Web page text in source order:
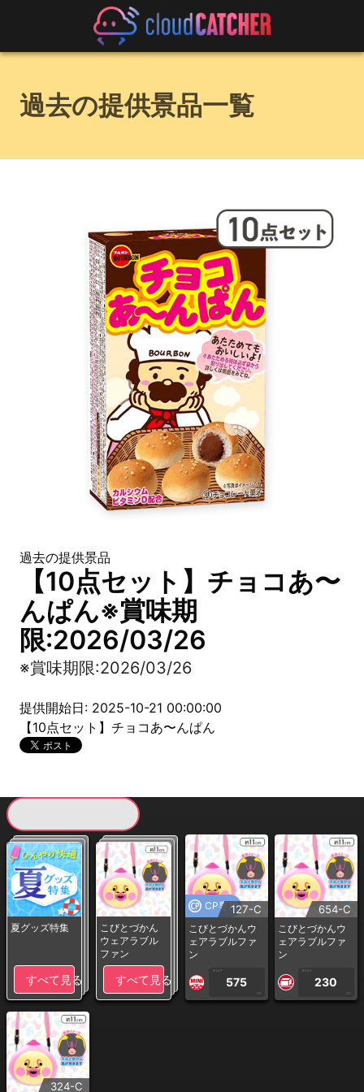
過去の提供景品一覧
過去の提供景品
【10点セット】チョコあ〜
んぱん※賞味期
限:2026/03/26
※賞味期限:2026/03/26
提供開始日: 2025-10-21 00:00:00
【10点セット】チョコあ〜んぱん
夏グッズ特集
すべて見る
こびとづかん
ウェアラブル
ファン
すべて見る
CP専用127-C
こびとづかんウ
ェアラブルファ
ン
1PLAY
575
CP
654-C
こびとづかんウ
ェアラブルファ
ン
1PLAY
230
CP
324-C